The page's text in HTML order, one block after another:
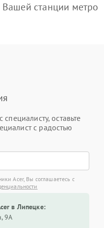
станции метро
специалисту, оставьте
с радостью
Acer, Вы соглашаетесь с
в Липецке:
9А